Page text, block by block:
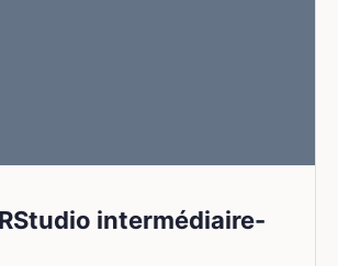
intermédiaire-